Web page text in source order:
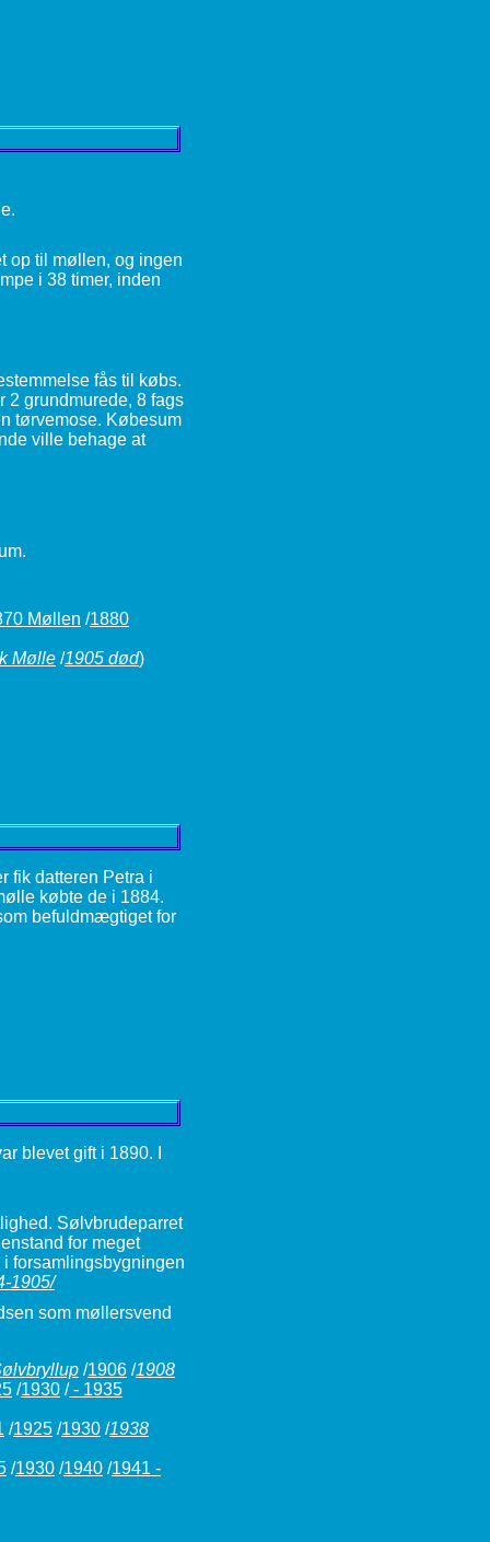
op til møllen, og ingen
i 38 timer, inden
fås til købs.
grundmurede, 8 fags
tørvemose. Købesum
ville behage at
Møllen /1880
Mølle /1905 død)
fik datteren Petra i
købte de i 1884.
befuldmægtiget for
blevet gift i 1890. I
Sølvbrudeparret
for meget
forsamlingsbygningen
1905/
som møllersvend
/1906 /1908
/1930 /- 1935
/1925 /1930 /1938
/1930 /1940 /1941 -